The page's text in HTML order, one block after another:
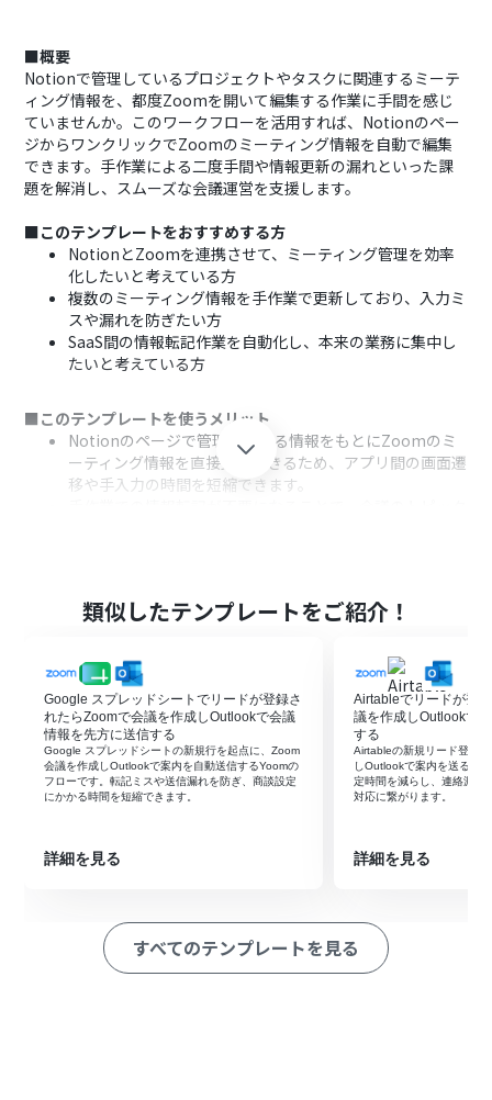
■概要
Notionで管理しているプロジェクトやタスクに関連するミーテ
ィング情報を、都度Zoomを開いて編集する作業に手間を感じ
ていませんか。このワークフローを活用すれば、Notionのペー
ジからワンクリックでZoomのミーティング情報を自動で編集
できます。手作業による二度手間や情報更新の漏れといった課
題を解消し、スムーズな会議運営を支援します。
■このテンプレートをおすすめする方
NotionとZoomを連携させて、ミーティング管理を効率
化したいと考えている方
複数のミーティング情報を手作業で更新しており、入力ミ
スや漏れを防ぎたい方
SaaS間の情報転記作業を自動化し、本来の業務に集中し
たいと考えている方
■このテンプレートを使うメリット
Notionのページで管理している情報をもとにZoomのミ
ーティング情報を直接更新できるため、アプリ間の画面遷
移や手入力の時間を短縮できます。
■フローボットの流れ
はじめに、NotionとZoomをYoomと連携します。
し、「特定のページから起動」アクションをNotionのペ
ージに設定します。
次に、オペレーションでNotionの「レコードを取得する
（ID検索）」アクションを設定し、起動したページの情報
を取得します。
最後に、オペレーションでZoomの「ミーティング情報を
編集」アクションを設定し、Notionから取得した情報を
※「トリガー」：フロー起動のきっかけとなるアクション、「オ
■このワークフローのカスタムポイント
Zoomの「ミーティング情報を編集」アクションでは、更
類似したテンプレートをご紹介！
Google スプレッドシートでリードが登録さ
れたらZoomで会議を作成しOutlookで会議
情報を先方に送信する
Google スプレッドシートの新規行を起点に、Zoom
会議を作成しOutlookで案内を自動送信するYoomの
フローです。転記ミスや送信漏れを防ぎ、商談設定
にかかる時間を短縮できます。
詳細を見る
Airtableでリードが登
議を作成しOutlookで
する
Airtableの新規リード登録
しOutlookで案内を送るフ
定時間を減らし、連絡漏れ
対応に繋がります。
詳細を見る
すべてのテンプレートを見る